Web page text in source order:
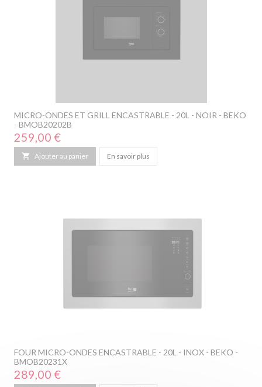
MICRO-ONDES ET GRILL ENCASTRABLE - 20L - NOIR - BEKO
- BMOB20202B
Prix
259,00 €
 Ajouter au panier En savoir plus
FOUR MICRO-ONDES ENCASTRABLE - 20L - INOX - BEKO -
BMOB20231X
Prix
289,00 €